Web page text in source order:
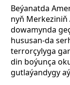
Beýanatda
nyň Merkeziniň
dowamynda
hususan-da
terrorçylyga
din boýunça
gutlaýandygy